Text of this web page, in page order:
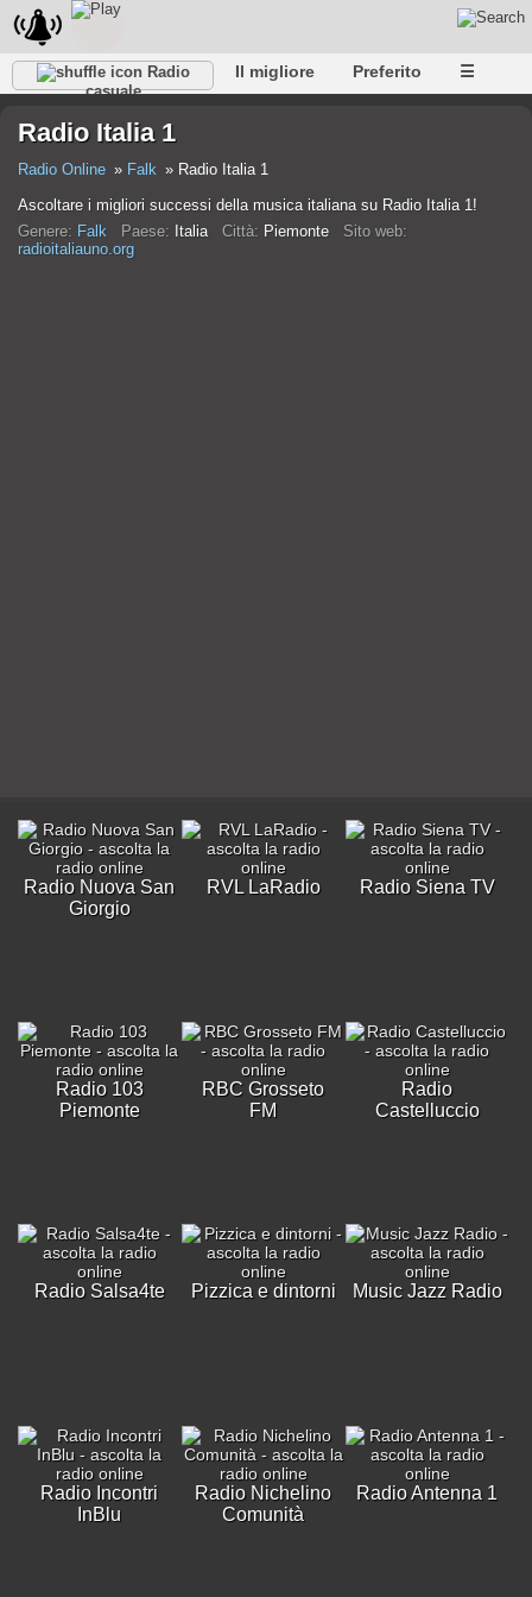
Radio
casuale
Il migliore Preferito ☰
Radio Italia 1
Radio Online Falk
Radio Italia 1
Ascoltare i migliori successi della musica italiana su Radio Italia 1!
Genere: Falk Paese: Italia Città: Piemonte Sito web:
radioitaliauno.org
Radio Nuova San
Giorgio
RVL LaRadio Radio Siena TV
Radio 103
Piemonte
RBC Grosseto
FM
Radio
Castelluccio
Radio Salsa4te Pizzica e dintorni Music Jazz Radio
Radio Incontri
InBlu
Radio Nichelino
Comunità
Radio Antenna 1